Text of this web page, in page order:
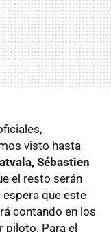
visto hasta
Sébastien
el resto serán
que este
contando en los
piloto. Para el